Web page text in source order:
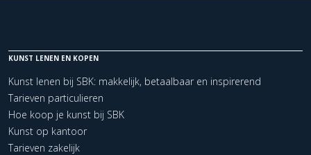
KUNST LENEN EN KOPEN
Kunst lenen bij SBK: makkelijk, betaalbaar en inspirerend
Tarieven particulieren
Hoe koop je kunst bij SBK
Kunst op kantoor
Tarieven zakelijk